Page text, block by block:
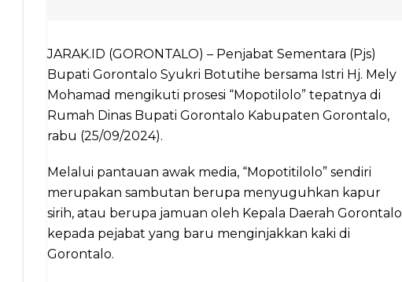
JARAK.ID (GORONTALO) – Penjabat Sementara (Pjs)
Bupati Gorontalo Syukri Botutihe bersama Istri Hj. Mely
Mohamad mengikuti prosesi “Mopotilolo” tepatnya di
Rumah Dinas Bupati Gorontalo Kabupaten Gorontalo,
rabu (25/09/2024).
Melalui pantauan awak media, “Mopotitilolo” sendiri
merupakan sambutan berupa menyuguhkan kapur
sirih, atau berupa jamuan oleh Kepala Daerah Gorontalo
kepada pejabat yang baru menginjakkan kaki di
Gorontalo.